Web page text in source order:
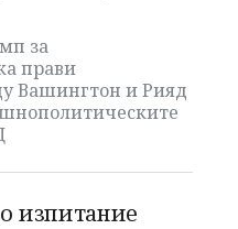
за
прави
Вашингтон и Рияд
изпитание